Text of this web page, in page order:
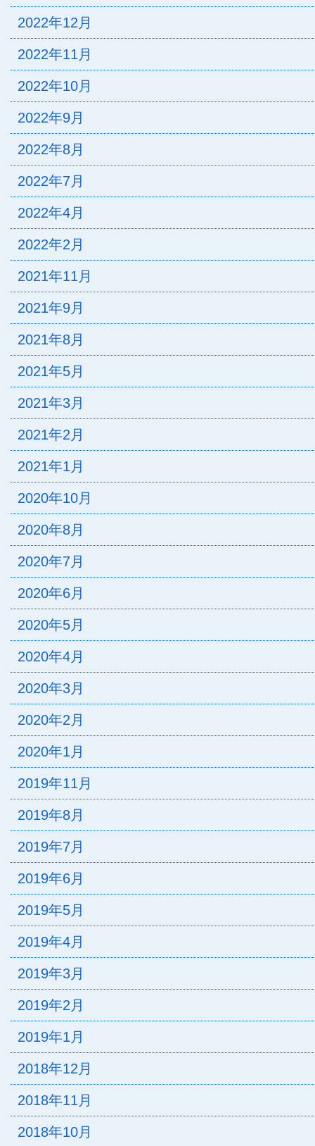
2022年12月
2022年11月
2022年10月
2022年9月
2022年8月
2022年7月
2022年4月
2022年2月
2021年11月
2021年9月
2021年8月
2021年5月
2021年3月
2021年2月
2021年1月
2020年10月
2020年8月
2020年7月
2020年6月
2020年5月
2020年4月
2020年3月
2020年2月
2020年1月
2019年11月
2019年8月
2019年7月
2019年6月
2019年5月
2019年4月
2019年3月
2019年2月
2019年1月
2018年12月
2018年11月
2018年10月